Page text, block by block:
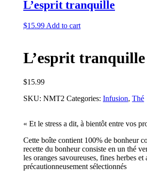
quantity
L’esprit tranquille
$15.99 Add to cart
L’esprit tranquille
$15.99
SKU: NMT2 Categories: Infusion, Thé
« Et le stress a dit, à bientôt entre vos
Cette boîte contient 100% de bonheur
recette du bonheur consiste en un thé
les oranges savoureuses, fines herbes et
précautionneusement sélectionnés